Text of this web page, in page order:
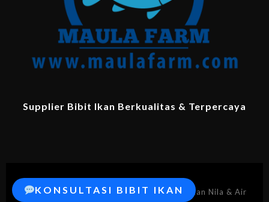
Supplier Bibit Ikan Berkualitas & Terpercaya
© 2026 MaulaFarm.com – Supplier Bibit Ikan Nila & Air
KONSULTASI BIBIT IKAN